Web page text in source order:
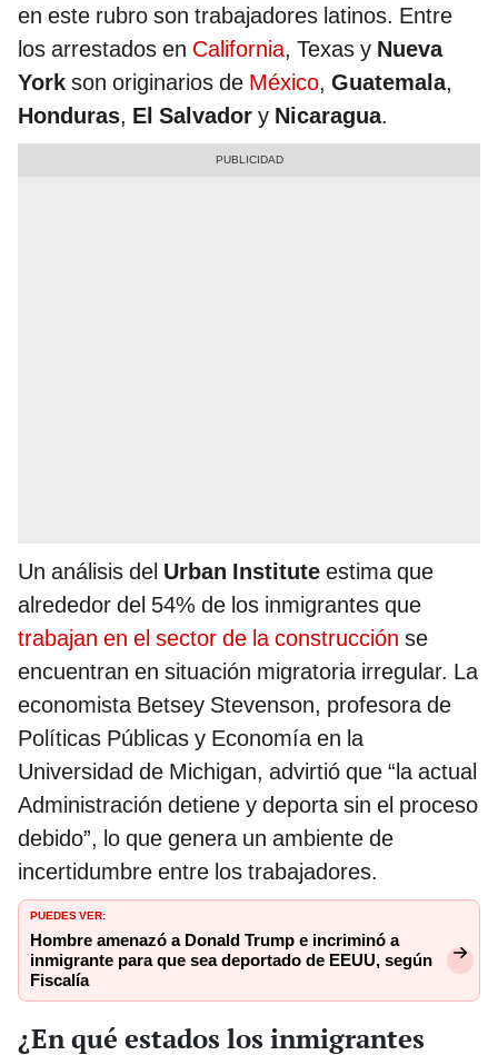
en este rubro son trabajadores latinos. Entre
los arrestados en California, Texas y Nueva
York son originarios de México, Guatemala,
Honduras, El Salvador y Nicaragua.
Un análisis del Urban Institute estima que
alrededor del 54% de los inmigrantes que
trabajan en el sector de la construcción se
encuentran en situación migratoria irregular. La
economista Betsey Stevenson, profesora de
Políticas Públicas y Economía en la
Universidad de Michigan, advirtió que “la actual
Administración detiene y deporta sin el proceso
debido”, lo que genera un ambiente de
incertidumbre entre los trabajadores.
PUEDES VER:
Hombre amenazó a Donald Trump e incriminó a
inmigrante para que sea deportado de EEUU, según
Fiscalía
¿En qué estados los inmigrantes